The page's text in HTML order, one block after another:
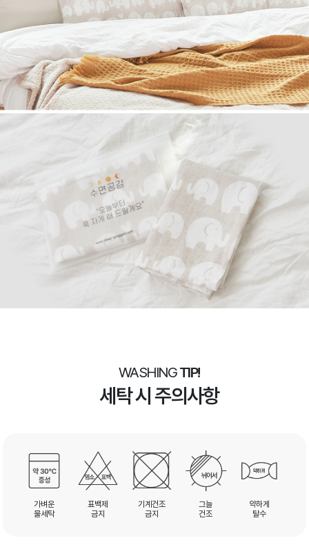
WASHINGTIP!
세탁 시 주의사항
가벼운
물세탁
표백제
금지
기계건조
금지
그늘
건조
약하게
탈수